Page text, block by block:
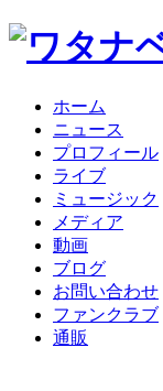
ホーム
ニュース
プロフィール
ライブ
ミュージック
メディア
動画
ブログ
お問い合わせ
ファンクラブ
通販